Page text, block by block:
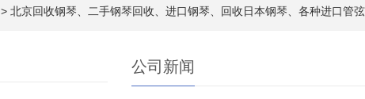
> 北京回收钢琴、二手钢琴回收、进口钢琴、回收日本钢琴、各种进口管
公司新闻